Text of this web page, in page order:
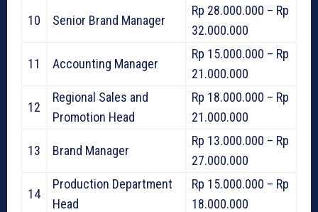
10 Senior Brand Manager
Rp 28.000.000 – Rp
32.000.000
11 Accounting Manager
Rp 15.000.000 – Rp
21.000.000
12
Regional Sales and
Promotion Head
Rp 18.000.000 – Rp
21.000.000
13 Brand Manager
Rp 13.000.000 – Rp
27.000.000
14
Production Department
Head
Rp 15.000.000 – Rp
18.000.000